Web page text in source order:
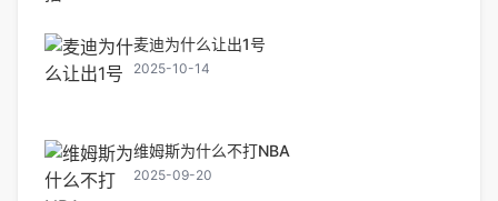
麦迪为什么让出1号
2025-10-14
维姆斯为什么不打NBA
2025-09-20